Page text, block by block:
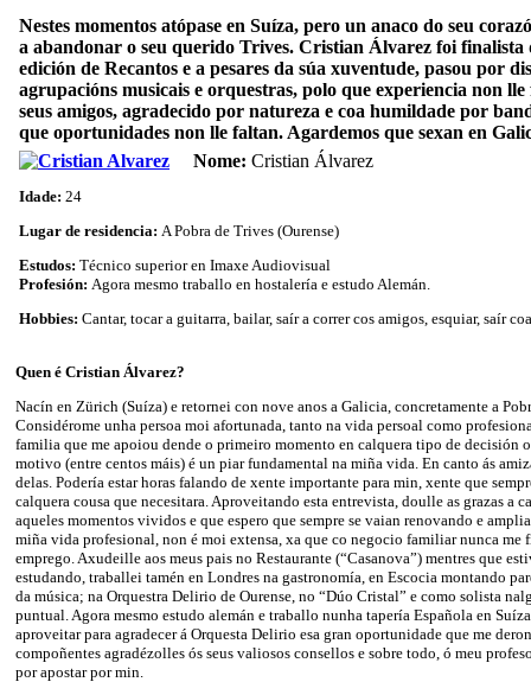
Nestes momentos atópase en Suíza, pero un anaco do seu
a abandonar o seu querido Trives. Cristian Álvarez foi finalista
edición de Recantos e a pesares da súa xuventude, pasou por
agrupacións musicais e orquestras, polo que experiencia non
seus amigos, agradecido por natureza e coa humildade por
que oportunidades non lle faltan. Agardemos que sexan en
Nome: Cristian Álvarez
Idade: 24
Lugar de residencia: A Pobra de Trives (Ourense)
Estudos: Técnico superior en Imaxe Audiovisual
Profesión: Agora mesmo traballo en hostalería e estudo Alemán.
Hobbies: Cantar, tocar a guitarra, bailar, saír a correr cos amigos, esquiar, saír
Quen é Cristian Álvarez?
Nacín en Zürich (Suíza) e retornei con nove anos a Galicia, concretamente a
Considérome unha persoa moi afortunada, tanto na vida persoal como
familia que me apoiou dende o primeiro momento en calquera tipo de decisión
motivo (entre centos máis) é un piar fundamental na miña vida. En canto ás
delas. Podería estar horas falando de xente importante para min, xente que
calquera cousa que necesitara. Aproveitando esta entrevista, doulle as grazas a
aqueles momentos vividos e que espero que sempre se vaian renovando e
miña vida profesional, non é moi extensa, xa que co negocio familiar nunca me
emprego. Axudeille aos meus pais no Restaurante (“Casanova”) mentres que
estudando, traballei tamén en Londres na gastronomía, en Escocia montando
da música; na Orquestra Delirio de Ourense, no “Dúo Cristal” e como solista
puntual. Agora mesmo estudo alemán e traballo nunha tapería Española en
aproveitar para agradecer á Orquesta Delirio esa gran oportunidade que me
compoñentes agradézolles ós seus valiosos consellos e sobre todo, ó meu
por apostar por min.